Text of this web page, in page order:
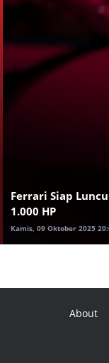
Ferrari Siap
1.000 HP
Kamis, 09 Oktober 2025
About